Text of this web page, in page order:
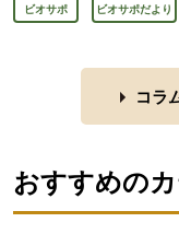
ビオサポ ビオサポだより
コラ
おすすめの